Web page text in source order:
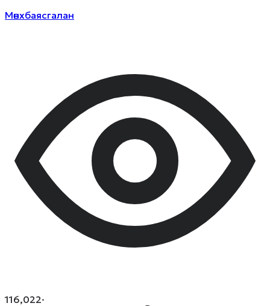
Мөнхбаясгалан
116,022·